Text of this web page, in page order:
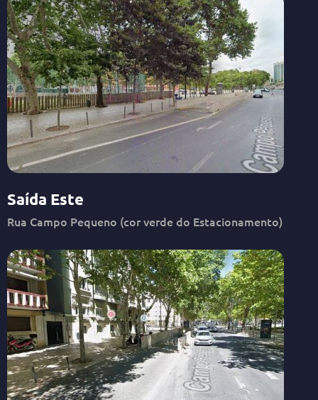
Saída Este
Rua Campo Pequeno (cor verde do Estacionamento)